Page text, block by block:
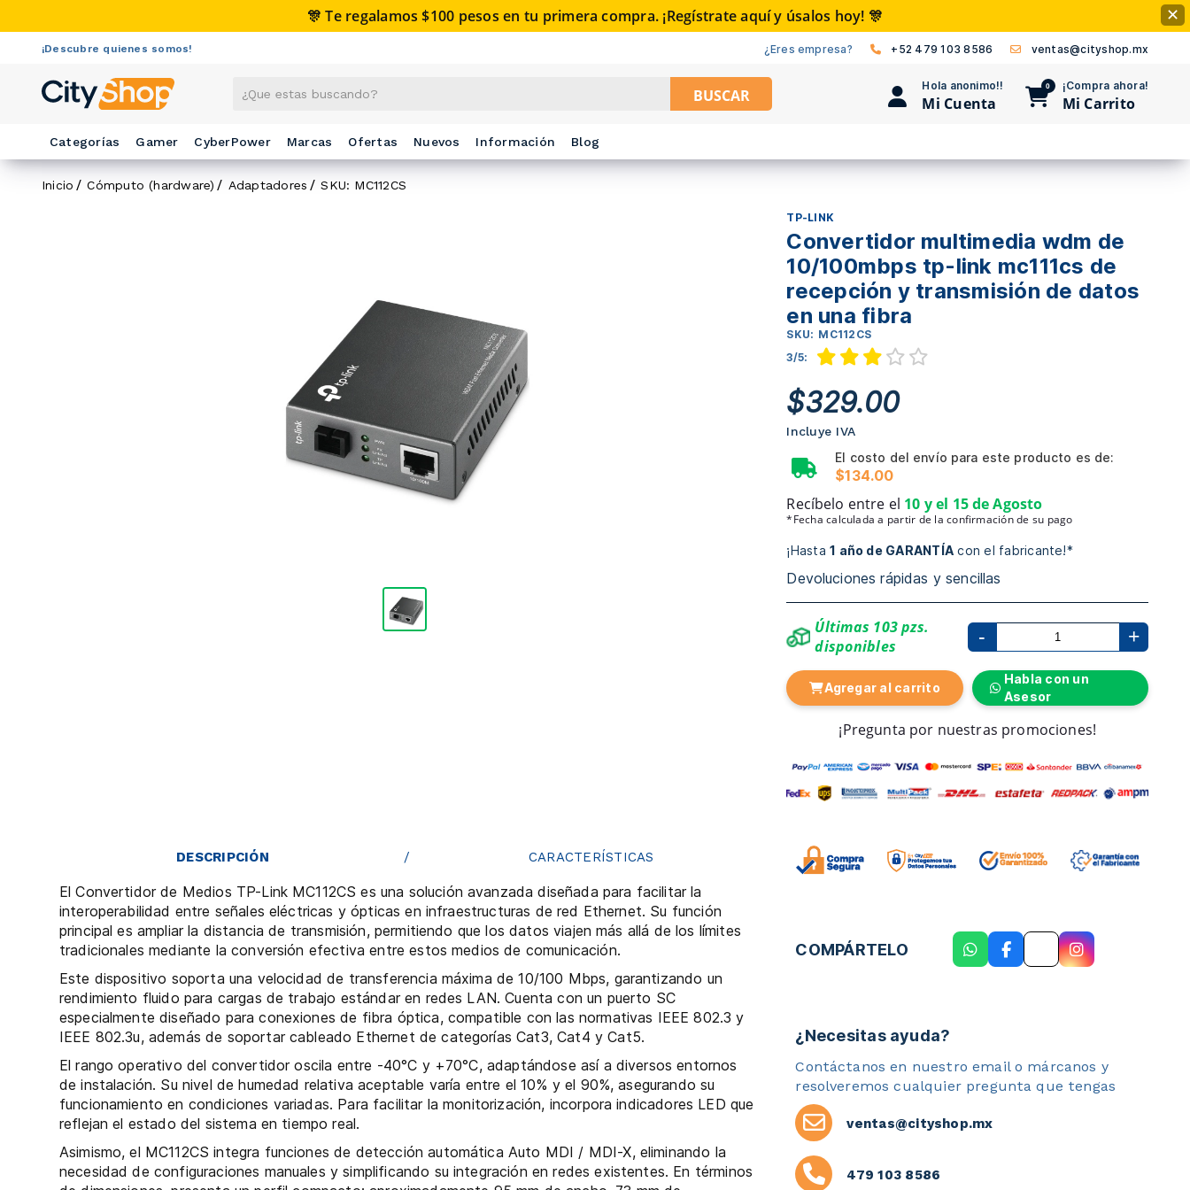
🎊 Te regalamos $100 pesos en tu primera compra. ¡Regístrate aquí y úsalos hoy! 🎊
¡Descubre quienes somos! ¿Eres empresa? +52 479 103 8586 ventas@cityshop.mx
BUSCAR
Hola anonimo!!
Mi Cuenta
¡Compra ahora!
Mi Carrito
Categorías Gamer CyberPower Marcas Ofertas Nuevos Información Blog
Inicio Cómputo (hardware) Adaptadores SKU: MC112CS
TP-LINK
Convertidor multimedia wdm de
10/100mbps tp-link mc111cs de
recepción y transmisión de datos
en una fibra
SKU: MC112CS
3/5:
$329.00
Incluye IVA
El costo del envío para este producto es de:
$134.00
Recíbelo entre el10 y el 15 de Agosto
*Fecha calculada a partir de la confirmación de su pago
¡Hasta1 año de GARANTÍAcon el fabricante!*
Devoluciones rápidas y sencillas
Últimas 103 pzs.
disponibles
Agregar al carrito
Habla con un
Asesor
¡Pregunta por nuestras promociones!
DESCRIPCIÓN / CARACTERÍSTICAS
El Convertidor de Medios TP-Link MC112CS es una solución avanzada diseñada para facilitar la
interoperabilidad entre señales eléctricas y ópticas en infraestructuras de red Ethernet. Su función
principal es ampliar la distancia de transmisión, permitiendo que los datos viajen más allá de los límites
tradicionales mediante la conversión efectiva entre estos medios de comunicación.
Este dispositivo soporta una velocidad de transferencia máxima de 10/100 Mbps, garantizando un
rendimiento fluido para cargas de trabajo estándar en redes LAN. Cuenta con un puerto SC
especialmente diseñado para conexiones de fibra óptica, compatible con las normativas IEEE 802.3 y
IEEE 802.3u, además de soportar cableado Ethernet de categorías Cat3, Cat4 y Cat5.
El rango operativo del convertidor oscila entre -40°C y +70°C, adaptándose así a diversos entornos
de instalación. Su nivel de humedad relativa aceptable varía entre el 10% y el 90%, asegurando su
funcionamiento en condiciones variadas. Para facilitar la monitorización, incorpora indicadores LED
que reflejan el estado del sistema en tiempo real.
Asimismo, el MC112CS integra funciones de detección automática Auto MDI / MDI-X, eliminando la
necesidad de configuraciones manuales y simplificando su integración en redes existentes. En
COMPÁRTELO
¿Necesitas ayuda?
Contáctanos en nuestro email o márcanos y
resolveremos cualquier pregunta que tengas
ventas@cityshop.mx
479 103 8586